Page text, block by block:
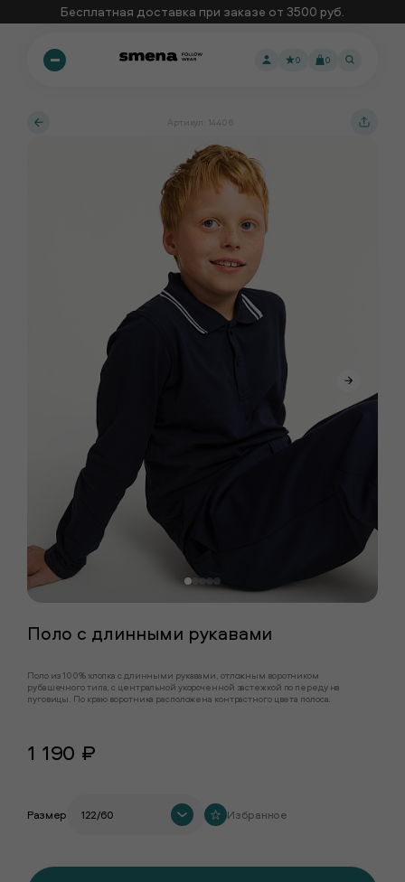
Бесплатная доставка при заказе от 3500 руб.
0
0
Артикул: 14406
Поло с длинными рукавами
Поло из 100% хлопка с длинными рукавами, отложным воротником
рубашечного типа, с центральной укороченной застежкой по переду на
пуговицы. По краю воротника расположена контрастного цвета полоса.
1 190 ₽
Размер 122/60 Избранное